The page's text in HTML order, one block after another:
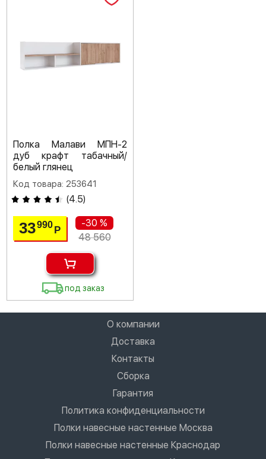
Полка Малави МПН-2
дуб крафт табачный/
белый глянец
Код товара: 253641
(4.5)
33990 Р
-30 %
48 560
под заказ
О компании
Доставка
Контакты
Сборка
Гарантия
Политика конфиденциальности
Полки навесные настенные Москва
Полки навесные настенные Краснодар